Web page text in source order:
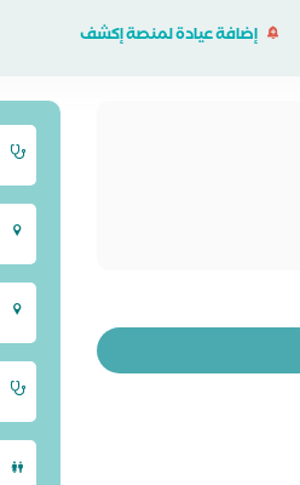
إضافة عيادة لمنصة إكشف